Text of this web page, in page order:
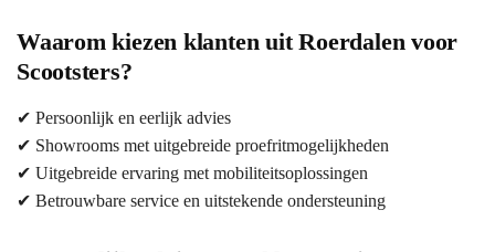
Waarom kiezen klanten uit Roerdalen voor
Scootsters?
✔ Persoonlijk en eerlijk advies
✔ Showrooms met uitgebreide proefritmogelijkheden
✔ Uitgebreide ervaring met mobiliteitsoplossingen
✔ Betrouwbare service en uitstekende ondersteuning